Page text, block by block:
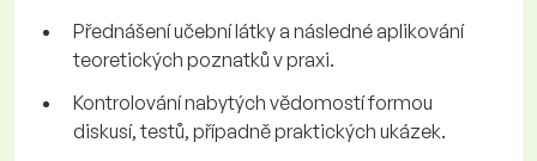
Přednášení učební látky a následné aplikování
teoretických poznatků v praxi.
Kontrolování nabytých vědomostí formou
diskusí, testů, případně praktických ukázek.